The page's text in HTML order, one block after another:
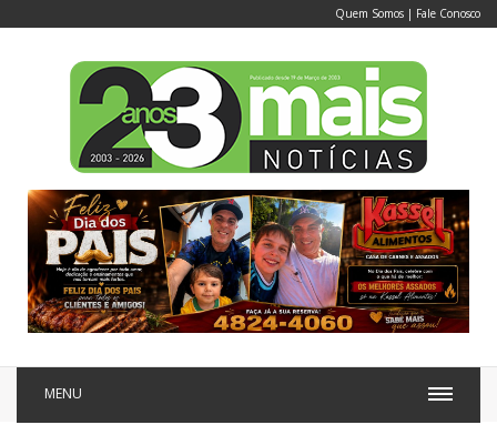
Quem Somos | Fale Conosco
MENU